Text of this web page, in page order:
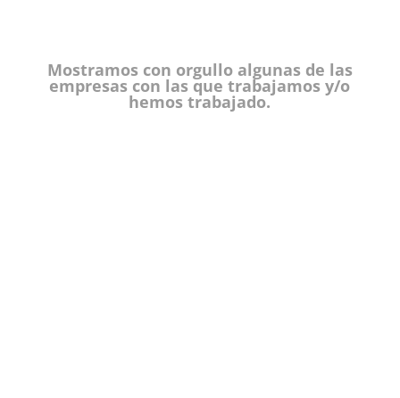
Mostramos con orgullo algunas de las
empresas con las que trabajamos y/o
hemos trabajado.